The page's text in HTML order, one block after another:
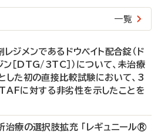
一覧
ジメンであるドウベイト配合錠（ド
［DTG/3TC］）について、未治療
した初の直接比較試験において、3
に対する非劣性を示したことを
療の選択肢拡充 「レギュニール®